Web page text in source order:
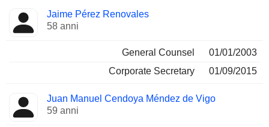
Jaime Pérez Renovales
58 anni
General Counsel
01/01/2003
Corporate Secretary
01/09/2015
Juan Manuel Cendoya Méndez de Vigo
59 anni